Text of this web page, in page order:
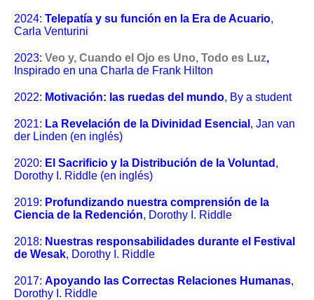
2024: Telepatía y su función en la Era de Acuario,
Carla Venturini
2023: Veo y, Cuando el Ojo es Uno, Todo es Luz,
Inspirado en una Charla de Frank Hilton
2022: Motivación: las ruedas del mundo, By a student
2021: La Revelación de la Divinidad Esencial , Jan van
der Linden (en inglés)
2020: El Sacrificio y la Distribución de la Voluntad ,
Dorothy I. Riddle (en inglés)
2019: Profundizando nuestra comprensión de la
Ciencia de la Redención, Dorothy I. Riddle
2018: Nuestras responsabilidades durante el Festival
de Wesak, Dorothy I. Riddle
2017: Apoyando las Correctas Relaciones Humanas,
Dorothy I. Riddle